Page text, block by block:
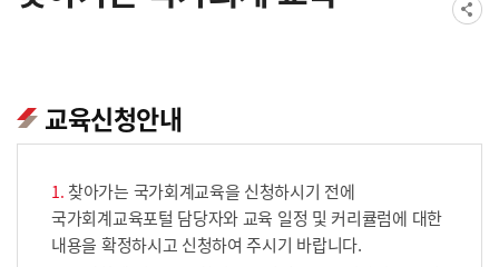
교육신청안내
찾아가는 국가회계교육을 신청하시기 전에
국가회계교육포털 담당자와 교육 일정 및 커리큘럼에 대한
내용을 확정하시고 신청하여 주시기 바랍니다.